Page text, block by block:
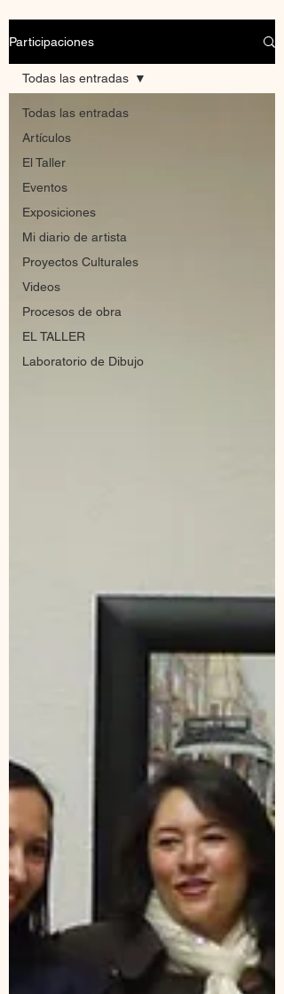
Participaciones
Todas las entradas
Artículos
El Taller
Eventos
Exposiciones
Mi diario de artista
Proyectos Culturales
Videos
Procesos de obra
EL TALLER
Laboratorio de Dibujo
Todas las entradas